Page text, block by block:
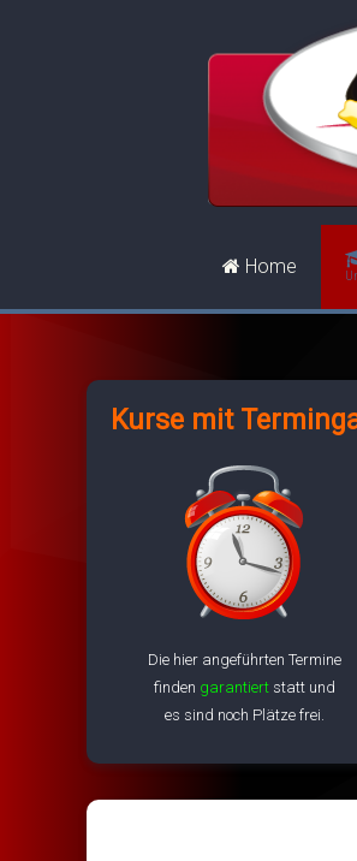
Home
Kurse mit
Die hier angeführten Termine
finden garantiert statt und
es sind noch Plätze frei.